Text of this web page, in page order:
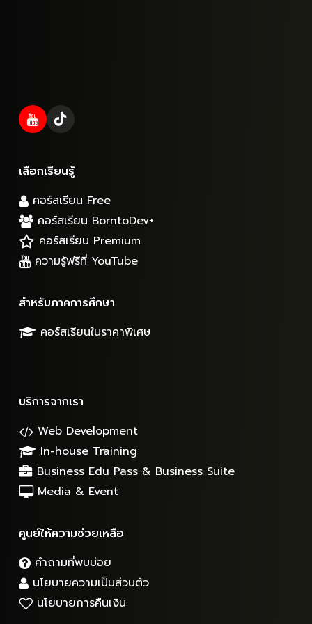
เลือกเรียนรู้
คอร์สเรียน Free
คอร์สเรียน BorntoDev+
คอร์สเรียน Premium
ความรู้ฟรีที่ YouTube
สำหรับภาคการศึกษา
คอร์สเรียนในราคาพิเศษ
บริการจากเรา
Web Development
In-house Training
Business Edu Pass & Business Suite
Media & Event
ศูนย์ให้ความช่วยเหลือ
คำถามที่พบบ่อย
นโยบายความเป็นส่วนตัว
นโยบายการคืนเงิน